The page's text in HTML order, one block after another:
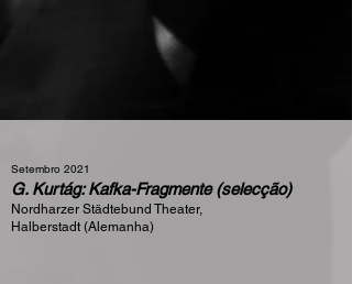
Setembro 2021
G. Kurtág: Kafka-Fragmente (selecção)
Nordharzer Städtebund Theater,
Halberstadt (Alemanha)